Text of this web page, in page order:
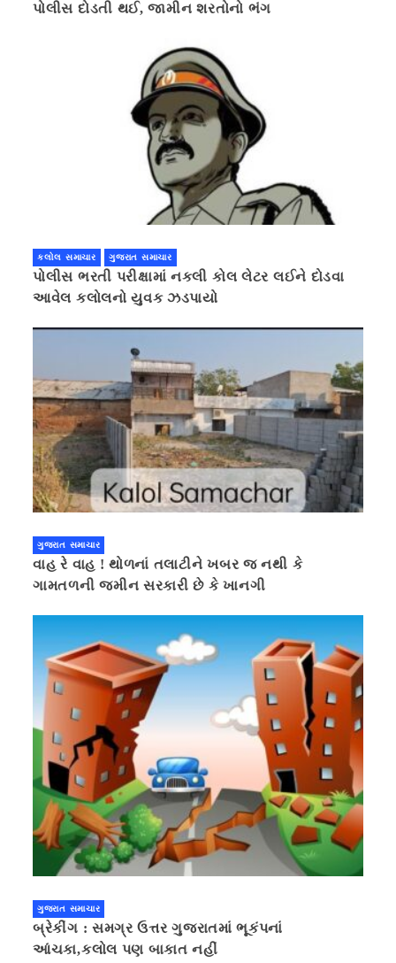
પોલીસ દોડતી થઈ, જામીન શરતોનો ભંગ
કલોલ સમાચાર ગુજરાત સમાચાર
પોલીસ ભરતી પરીક્ષામાં નકલી કોલ લેટર લઈને દોડવા
આવેલ કલોલનો યુવક ઝડપાયો
ગુજરાત સમાચાર
વાહ રે વાહ ! થોળનાં તલાટીને ખબર જ નથી કે
ગામતળની જમીન સરકારી છે કે ખાનગી
ગુજરાત સમાચાર
બ્રેકીંગ : સમગ્ર ઉત્તર ગુજરાતમાં ભૂકંપનાં
આંચકા,કલોલ પણ બાકાત નહીં